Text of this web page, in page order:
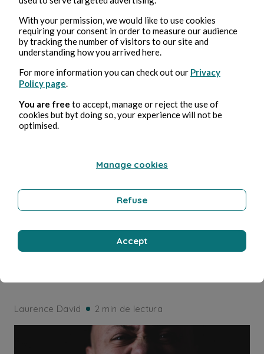
27 juin - Hasta la victoria
Laurence David 2 min de lectura
Laurence David 2 min de lectura
With your permission, we would like to use cookies
requiring your consent in order to measure our audience
by tracking the number of visitors to our site and
understanding how you arrived here.
For more information you can check out our Privacy
Policy page
You are free to accept, manage or reject the use of
cookies but byt doing so, your experience will not be
optimised.
Manage cookies
Refuse
Accept